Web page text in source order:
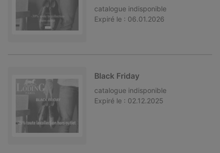
catalogue indisponible
Expiré le : 06.01.2026
Black Friday
catalogue indisponible
Expiré le : 02.12.2025